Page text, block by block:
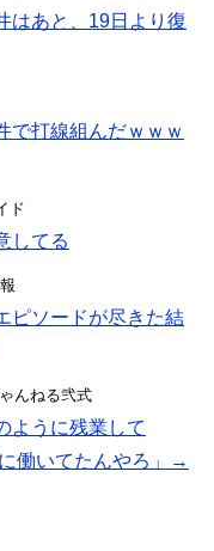
はあと、19日より復
で打線組んだｗｗｗ
ド
してる
ピソードが尽きた結
んねる弐式
ように残業して
働いてたんやろ」→